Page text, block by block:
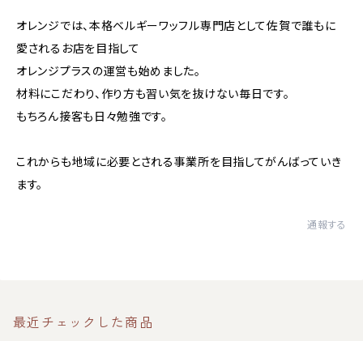
オレンジでは、本格ベルギーワッフル専門店として佐賀で誰もに
愛されるお店を目指して
オレンジプラスの運営も始めました。
材料にこだわり、作り方も習い気を抜けない毎日です。
もちろん接客も日々勉強です。
これからも地域に必要とされる事業所を目指してがんばっていき
ます。
通報する
最近チェックした商品